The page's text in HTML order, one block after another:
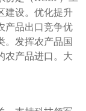
建设。优化提升
产品出口竞争优
。发挥农产品国
农产品进口。大